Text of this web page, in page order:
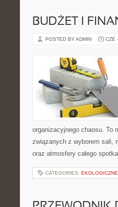
BUDŻET I
POSTED BY ADMIN CZE
organizacyjnego chaosu. To
związanych z wyborem sali,
oraz atmosfery całego
CATEGORIES: